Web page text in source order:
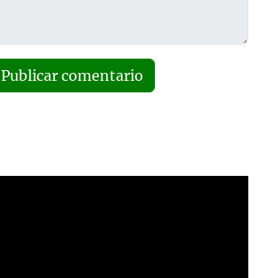
Publicar comentario